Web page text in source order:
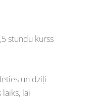
stundu kurss
un dziļi
lai